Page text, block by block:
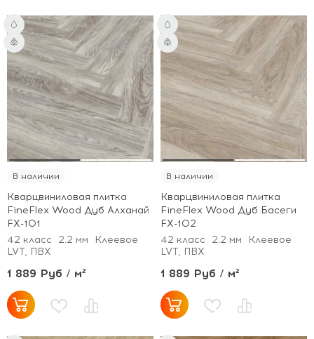
В наличии
Кварцвиниловая плитка
FineFlex Wood Дуб Алханай
FX-101
42 класс
2.2 мм
Клеевое
LVT, ПВХ
1 889 Руб / м²
В наличии
Кварцвиниловая плитка
FineFlex Wood Дуб Басеги
FX-102
42 класс
2.2 мм
Клеевое
LVT, ПВХ
1 889 Руб / м²